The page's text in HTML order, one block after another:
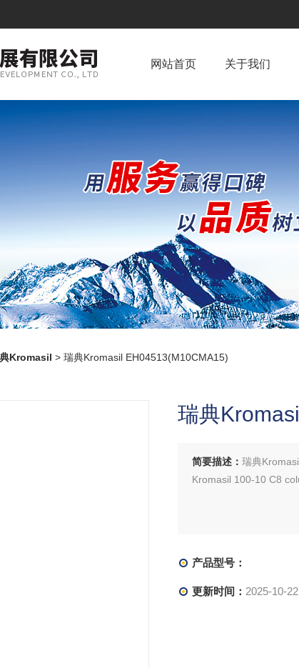
网站首页 关于我们
Kromasil > 瑞典Kromasil EH04513(M10CMA15)
瑞典
简要描述： 瑞典
Kromasil 100-10 C8
产品型号：
更新时间： 2025-10-22